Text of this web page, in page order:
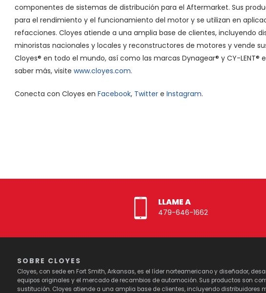
componentes de sistemas de distribución para el Aftermarket. Sus
para el rendimiento y el funcionamiento del motor y se utilizan en
refacciones. Cloyes atiende a una amplia base de clientes, incluyendo
minoristas nacionales y locales y reconstructores de motores y vende
Cloyes® en todo el mundo, así como las marcas Dynagear® y CY-LENT®
saber más, visite www.cloyes.com.
Conecta con Cloyes en Facebook, Twitter e Instagram.
LLAME A
479-646-1662
SOBRE CLOYES
Cloyes, con sede en Fort Smith, Arkansas, es el líder norteamericano y diseñador,
equipos originales y el mercado de recambios de automoción. Sus productos son
sustitución. Cloyes atiende a una amplia base de clientes, incluyendo